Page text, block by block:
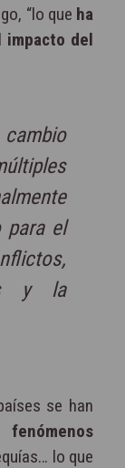
“lo que ha
impacto del
para el
y la
se han
lo que